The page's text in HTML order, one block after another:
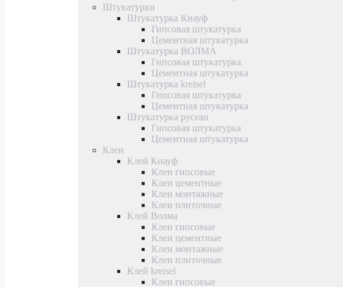
Штукатурки
Штукатурка Кнауф
Гипсовая штукатурка
Цементная штукатурка
Штукатурка ВОЛМА
Гипсовая штукатурка
Цементная штукатурка
Штукатурка kreisel
Гипсовая штукатурка
Цементная штукатурка
Штукатурка русеан
Гипсовая штукатурка
Цементная штукатурка
Клеи
Клей Кнауф
Клеи гипсовые
Клеи цементные
Клеи монтажные
Клеи плиточные
Клей Волма
Клеи гипсовые
Клеи цементные
Клеи монтажные
Клеи плиточные
Клей kreisel
Клеи гипсовые